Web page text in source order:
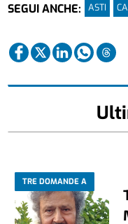
SEGUI ANCHE:
ASTI
TRE DOMANDE A